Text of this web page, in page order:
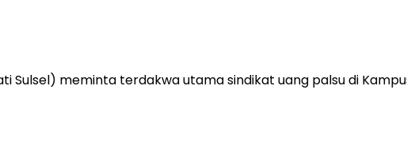
Sulsel) meminta terdakwa utama sindikat uang palsu di